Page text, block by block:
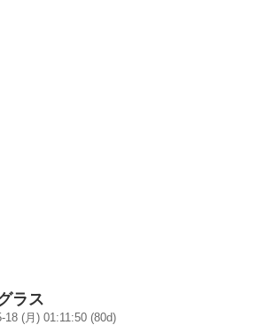
ラス
18 (月) 01:11:50 (80d)